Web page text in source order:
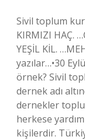
Sivil toplum
KIRMIZI HAÇ.
YEŞİL KİL.
yazılar…•30
örnek? Sivil
dernek adı
dernekler
herkese
kişilerdir.